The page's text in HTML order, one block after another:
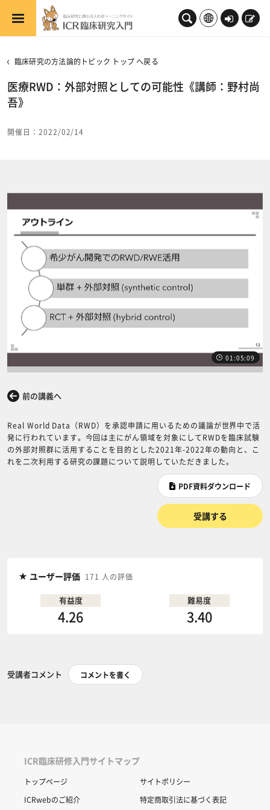
メインコンテンツへスキップする
ロ
新
臨床研究の方法論的トピック トップ へ戻る
医療RWD：外部対照としての可能性《講師：野村尚
吾》
開催日：2022/02/14
01:05:09
前の講義へ
Real World Data（RWD）を承認申請に用いるための議論が世界中で活
発に行われています。今回は主にがん領域を対象にしてRWDを臨床試験
の外部対照群に活用することを目的とした2021年-2022年の動向と、こ
れを二次利用する研究の課題について説明していただきました。
PDF資料ダウンロード
受講する
ユーザー評価 171 人の評価
有益度
4.26
難易度
3.40
受講者コメント コメントを書く
ICR臨床研修入門サイトマップ
トップページ
ICRwebのご紹介
サイトポリシー
特定商取引法に基づく表記